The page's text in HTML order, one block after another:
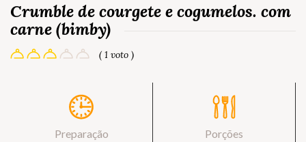
Crumble de courgete e cogumelos. com
carne (bimby)
( 1 voto )
Preparação Porções